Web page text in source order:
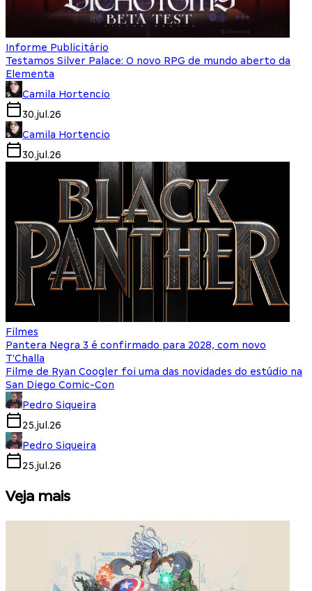
Informe Publicitário
Testamos Silver Palace: O novo RPG de mundo aberto da
Elementa
Camila Hortencio
30.jul.26
Camila Hortencio
30.jul.26
Filmes
Pantera Negra 3 é confirmado para 2028, com novo
T'Challa
Filme de Ryan Coogler foi uma das novidades do estúdio na
San Diego Comic-Con
Pedro Siqueira
25.jul.26
Pedro Siqueira
25.jul.26
Veja mais